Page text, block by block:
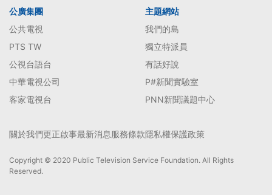
公廣集團
公共電視
PTS TW
公視台語台
中華電視公司
客家電視台
主題網站
我們的島
獨立特派員
有話好說
P#新聞實驗室
PNN新聞議題中心
關於我們更正啟事最新消息服務條款隱私權保護政策
Copyright © 2020 Public Television Service Foundation. All Rights
Reserved.